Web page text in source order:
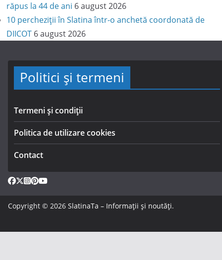
răpus la 44 de ani 6 august 2026
10 percheziții în Slatina într-o anchetă coordonată de
DIICOT 6 august 2026
Politici și termeni
Termeni și condiții
Politica de utilizare cookies
Contact
Copyright © 2026 SlatinaTa – Informații și noutăți.